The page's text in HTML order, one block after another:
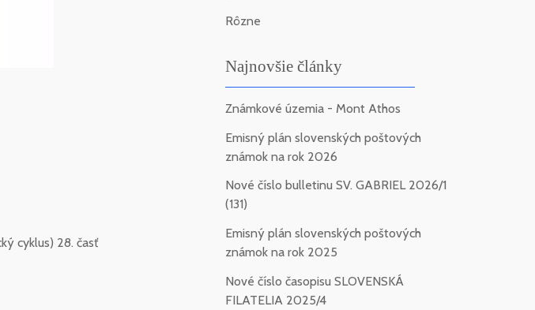
cyklus) 28. časť
Rôzne
Najnovšie články
Známkové územia - Mont Athos
Emisný plán slovenských poštových
známok na rok 2026
Nové číslo bulletinu SV. GABRIEL 2026/1
(131)
Emisný plán slovenských poštových
známok na rok 2025
Nové číslo časopisu SLOVENSKÁ
FILATELIA 2025/4